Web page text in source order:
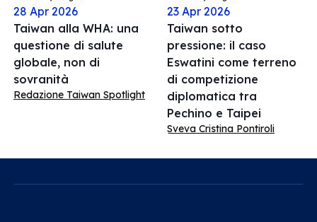
28 Apr 2026
Taiwan alla WHA: una
questione di salute
globale, non di
sovranità
Redazione Taiwan Spotlight
23 Apr 2026
Taiwan sotto
pressione: il caso
Eswatini come terreno
di competizione
diplomatica tra
Pechino e Taipei
Sveva Cristina Pontiroli